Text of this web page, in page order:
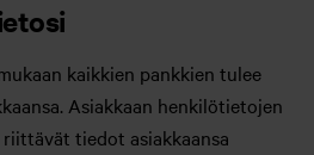
kaikkien pankkien tulee
Asiakkaan henkilötietojen
tiedot asiakkaansa